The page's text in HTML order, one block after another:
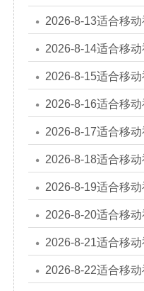
2026-8-13适合移动
2026-8-14适合移动
2026-8-15适合移动
2026-8-16适合移动
2026-8-17适合移动
2026-8-18适合移动
2026-8-19适合移动
2026-8-20适合移动
2026-8-21适合移动
2026-8-22适合移动